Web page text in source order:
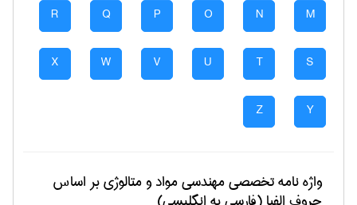
M
N
O
P
Q
R
S
T
U
V
W
X
Y
Z
واژه نامه تخصصیمهندسی مواد و متالوژیبر اساس